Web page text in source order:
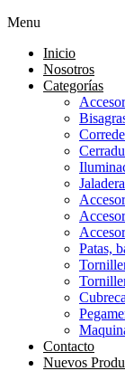
Menu
Inicio
Nosotros
Categorías
Patas,
Contacto
Nuevos